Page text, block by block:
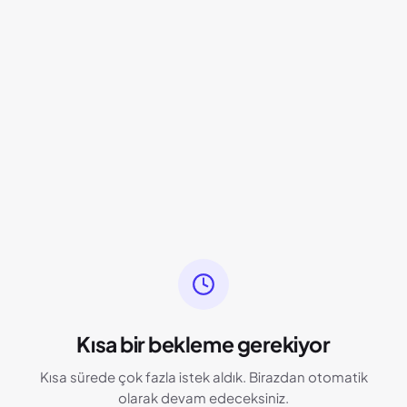
Kısa bir bekleme gerekiyor
Kısa sürede çok fazla istek aldık. Birazdan otomatik
olarak devam edeceksiniz.